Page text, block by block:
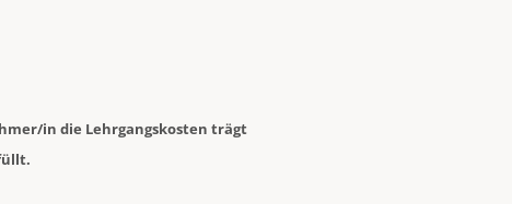
in die Lehrgangskosten trägt